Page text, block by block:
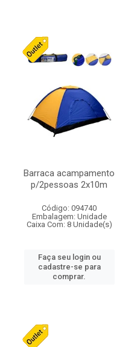
Barraca acampamento
p/2pessoas 2x10m
Código: 094740
Embalagem: Unidade
Caixa Com: 8 Unidade(s)
Faça seu login ou
cadastre-se para
comprar.